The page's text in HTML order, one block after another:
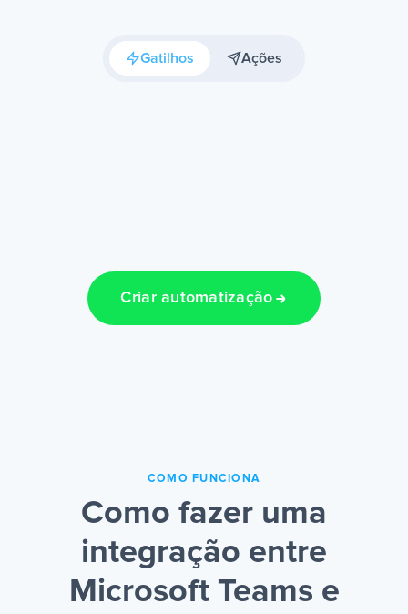
Gatilhos Ações
Criar automatização
COMO FUNCIONA
Como fazer uma
integração entre
Microsoft Teams e